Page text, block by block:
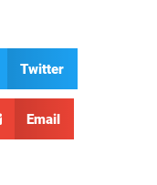
Twitter
Email